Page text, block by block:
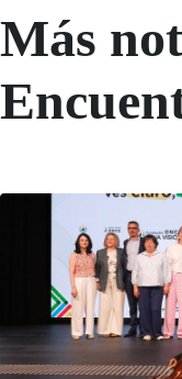
Más